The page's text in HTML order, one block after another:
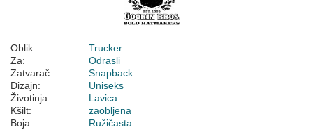
Oblik:
Trucker
Za:
Odrasli
Zatvarač:
Snapback
Dizajn:
Uniseks
Životinja:
Lavica
Kšilt:
zaobljena
Boja:
Ružičasta